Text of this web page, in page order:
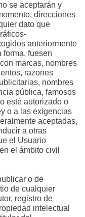
se aceptarán y
direcciones
dato que
anteriormente
forma, fuesen
marcas, nombres
razones
nombres
pública, famosos
esté autorizado o
o a las exigencias
aceptadas,
a otras
el Usuario
el ámbito civil
o de
de cualquier
registro de
intelectual